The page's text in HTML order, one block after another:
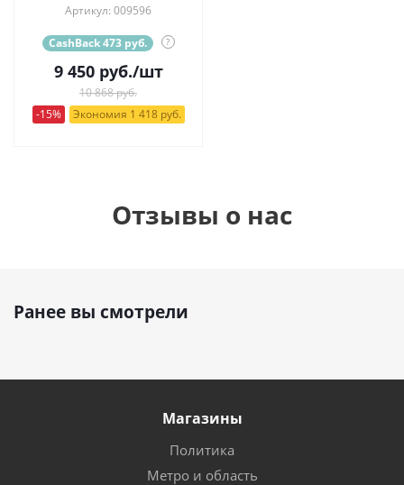
Артикул: 009596
CashBack 473 руб. ?
9 450руб./шт
10 868 руб.
-15%
Экономия 1 418 руб.
Отзывы о нас
Ранее вы смотрели
Магазины
Политика
Метро и область